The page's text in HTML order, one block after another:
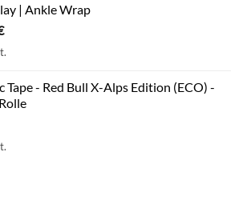
| Ankle Wrap
Tape - Red Bull X-Alps Edition (ECO) -